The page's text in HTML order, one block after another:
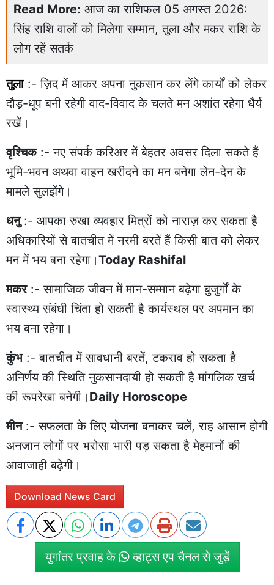
Read More: आज का राशिफल 05 अगस्त 2026:
सिंह राशि वालों को मिलेगा सम्मान, तुला और मकर राशि के
लोग रहें सतर्क
तुला:- ज़िद में आकर अपना नुकसान कर लेंगे कार्यों को लेकर
दौड़-धूप बनी रहेगी वाद-विवाद के चलते मन अशांत रहेगा धैर्य
रखें।
वृश्चिक:- नए संपर्क करिअर में बेहतर अवसर दिला सकते हैं
भूमि-भवन अथवा वाहन खरीदने का मन बनेगा लेन-देन के
मामले सुलझेंगे।
धनु:- आपका रुखा व्यवहार मित्रों को नाराज़ कर सकता है
अधिकारियों से बातचीत में नरमी बरतें हैं किसी बात को लेकर
मन में भय बना रहेगा।Today Rashifal
मकर:- सामाजिक जीवन में मान-सम्मान बढ़ेगा बुजुर्गों के
स्वास्थ्य संबंधी चिंता हो सकती है कार्यस्थल पर अपमान का
भय बना रहेगा।
कुंभ:- बातचीत में सावधानी बरतें, टकराव हो सकता है
अनिर्णय की स्थिति नुकसानदायी हो सकती है मांगलिक खर्च
की रूपरेखा बनेगी। Daily Horoscope
मीन:- सफलता के लिए योजना बनाकर चलें, राह आसान होगी
अनजान लोगों पर भरोसा भारी पड़ सकता है मेहमानों की
आवाजाही बढ़ेगी।
Download News Card
युगांतर प्रवाह के व्हाट्स एप चैनल से जुड़ें